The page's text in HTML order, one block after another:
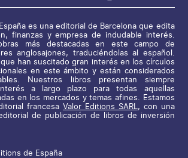
es una editorial de Barcelona que edita
finanzas y empresa de indudable interés.
más destacadas en este campo de
anglosajones, traduciéndolas al español.
han suscitado gran interés en los círculos
en este ámbito y están considerados
Nuestros libros presentan siempre
a largo plazo para todas aquellas
en los mercados y temas afines. Estamos
francesa Valor Editions SARL , con una
de publicación de libros de inversión
de España